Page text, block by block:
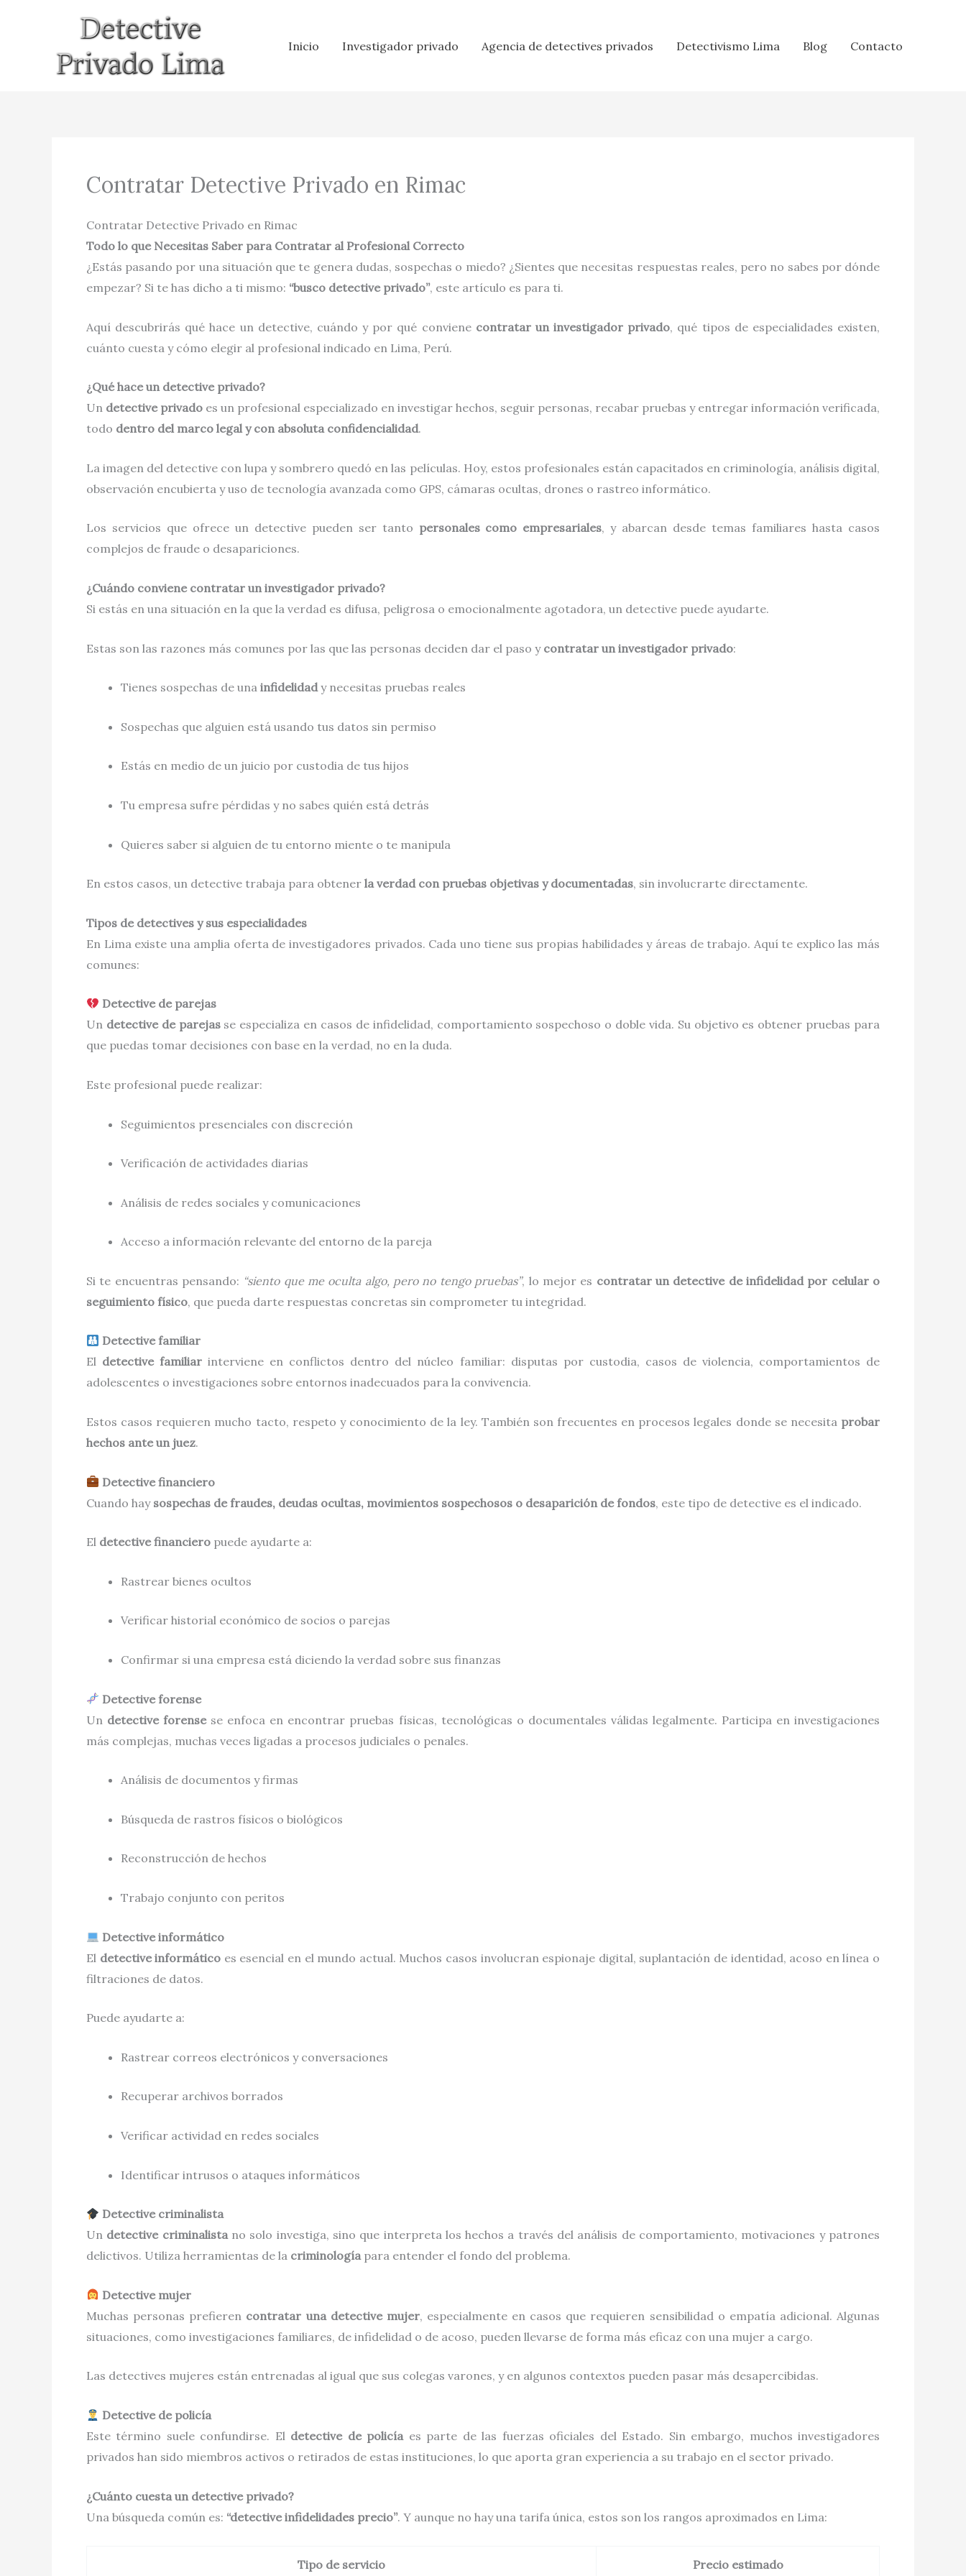
Inicio Investigador privado Agencia de detectives privados Detectivismo Lima Blog Contacto
Contratar Detective Privado en Rimac
Contratar Detective Privado en Rimac
Todo lo que Necesitas Saber para Contratar al Profesional Correcto
¿Estás pasando por una situación que te genera dudas, sospechas o miedo? ¿Sientes que necesitas respuestas reales, pero no sabes por dónde
empezar? Si te has dicho a ti mismo: “busco detective privado”, este artículo es para ti.
Aquí descubrirás qué hace un detective, cuándo y por qué conviene contratar un investigador privado, qué tipos de especialidades existen,
cuánto cuesta y cómo elegir al profesional indicado en Lima, Perú.
¿Qué hace un detective privado?
Un detective privado es un profesional especializado en investigar hechos, seguir personas, recabar pruebas y entregar información verificada,
todo dentro del marco legal y con absoluta confidencialidad.
La imagen del detective con lupa y sombrero quedó en las películas. Hoy, estos profesionales están capacitados en criminología, análisis digital,
observación encubierta y uso de tecnología avanzada como GPS, cámaras ocultas, drones o rastreo informático.
Los servicios que ofrece un detective pueden ser tanto personales como empresariales, y abarcan desde temas familiares hasta casos
complejos de fraude o desapariciones.
¿Cuándo conviene contratar un investigador privado?
Si estás en una situación en la que la verdad es difusa, peligrosa o emocionalmente agotadora, un detective puede ayudarte.
Estas son las razones más comunes por las que las personas deciden dar el paso y contratar un investigador privado:
Tienes sospechas de una infidelidady necesitas pruebas reales
Sospechas que alguien está usando tus datos sin permiso
Estás en medio de un juicio por custodia de tus hijos
Tu empresa sufre pérdidas y no sabes quién está detrás
Quieres saber si alguien de tu entorno miente o te manipula
En estos casos, un detective trabaja para obtener la verdad con pruebas objetivas y documentadas, sin involucrarte directamente.
Tipos de detectives y sus especialidades
En Lima existe una amplia oferta de investigadores privados. Cada uno tiene sus propias habilidades y áreas de trabajo. Aquí te explico las más
comunes:
Detective de parejas
Un detective de parejasse especializa en casos de infidelidad, comportamiento sospechoso o doble vida. Su objetivo es obtener pruebas para
que puedas tomar decisiones con base en la verdad, no en la duda.
Este profesional puede realizar:
Seguimientos presenciales con discreción
Verificación de actividades diarias
Análisis de redes sociales y comunicaciones
Acceso a información relevante del entorno de la pareja
Si te encuentras pensando: “siento que me oculta algo, pero no tengo pruebas”, lo mejor es contratar un detective de infidelidad por celular o
seguimiento físico, que pueda darte respuestas concretas sin comprometer tu integridad.
Detective familiar
El detective familiar interviene en conflictos dentro del núcleo familiar: disputas por custodia, casos de violencia, comportamientos de
adolescentes o investigaciones sobre entornos inadecuados para la convivencia.
Estos casos requieren mucho tacto, respeto y conocimiento de la ley. También son frecuentes en procesos legales donde se necesita probar
hechos ante un juez.
Detective financiero
Cuando hay sospechas de fraudes, deudas ocultas, movimientos sospechosos o desaparición de fondos, este tipo de detective es el indicado.
El detective financiero puede ayudarte a:
Rastrear bienes ocultos
Verificar historial económico de socios o parejas
Confirmar si una empresa está diciendo la verdad sobre sus finanzas
Detective forense
Un detective forensese enfoca en encontrar pruebas físicas, tecnológicas o documentales válidas legalmente. Participa en investigaciones
más complejas, muchas veces ligadas a procesos judiciales o penales.
Análisis de documentos y firmas
Búsqueda de rastros físicos o biológicos
Reconstrucción de hechos
Trabajo conjunto con peritos
Detective informático
El detective informático es esencial en el mundo actual. Muchos casos involucran espionaje digital, suplantación de identidad, acoso en línea o
filtraciones de datos.
Puede ayudarte a:
Rastrear correos electrónicos y conversaciones
Recuperar archivos borrados
Verificar actividad en redes sociales
Identificar intrusos o ataques informáticos
Detective criminalista
Un detective criminalistano solo investiga, sino que interpreta los hechos a través del análisis de comportamiento, motivaciones y patrones
delictivos. Utiliza herramientas de la criminologíapara entender el fondo del problema.
Detective mujer
Muchas personas prefieren contratar una detective mujer, especialmente en casos que requieren sensibilidad o empatía adicional. Algunas
situaciones, como investigaciones familiares, de infidelidad o de acoso, pueden llevarse de forma más eficaz con una mujer a cargo.
Las detectives mujeres están entrenadas al igual que sus colegas varones, y en algunos contextos pueden pasar más desapercibidas.
Detective de policía
Este término suele confundirse. El detective de policía es parte de las fuerzas oficiales del Estado. Sin embargo, muchos investigadores
privados han sido miembros activos o retirados de estas instituciones, lo que aporta gran experiencia a su trabajo en el sector privado.
¿Cuánto cuesta un detective privado?
Una búsqueda común es: “detective infidelidades precio”. Y aunque no hay una tarifa única, estos son los rangos aproximados en Lima:
Tipo de servicio Precio estimado